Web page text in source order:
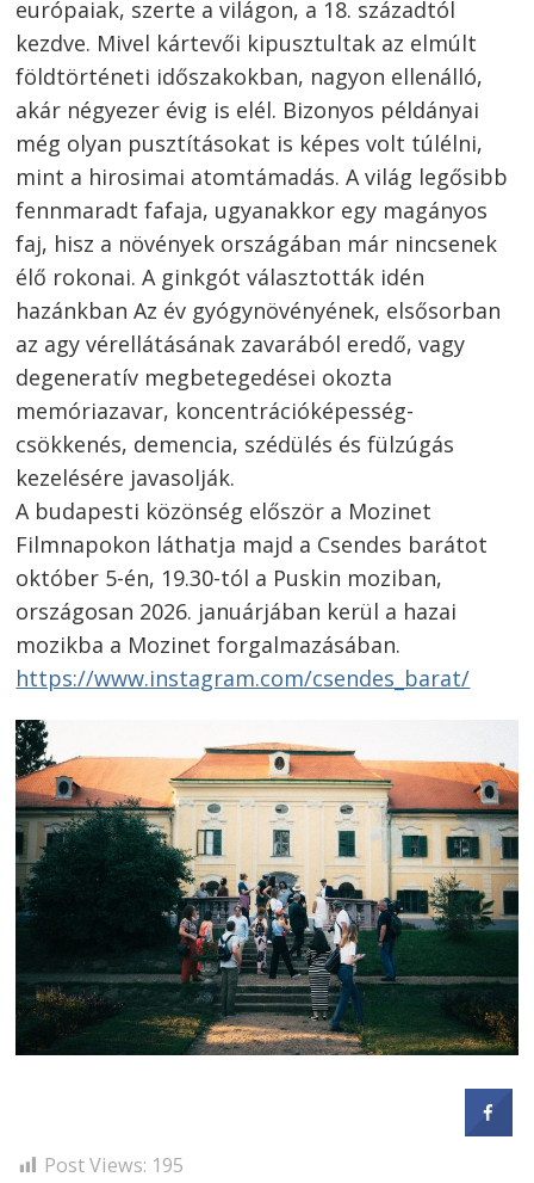
európaiak, szerte a világon, a 18. századtól
kezdve. Mivel kártevői kipusztultak az elmúlt
földtörténeti időszakokban, nagyon ellenálló,
akár négyezer évig is elél. Bizonyos példányai
még olyan pusztításokat is képes volt túlélni,
mint a hirosimai atomtámadás. A világ legősibb
fennmaradt fafaja, ugyanakkor egy magányos
faj, hisz a növények országában már nincsenek
élő rokonai. A ginkgót választották idén
hazánkban Az év gyógynövényének, elsősorban
az agy vérellátásának zavarából eredő, vagy
degeneratív megbetegedései okozta
memóriazavar, koncentrációképesség-
csökkenés, demencia, szédülés és fülzúgás
kezelésére javasolják.
A budapesti közönség először a Mozinet
Filmnapokon láthatja majd a Csendes barátot
október 5-én, 19.30-tól a Puskin moziban,
országosan 2026. januárjában kerül a hazai
mozikba a Mozinet forgalmazásában.
https://www.instagram.com/csendes_barat/
Post Views: 195